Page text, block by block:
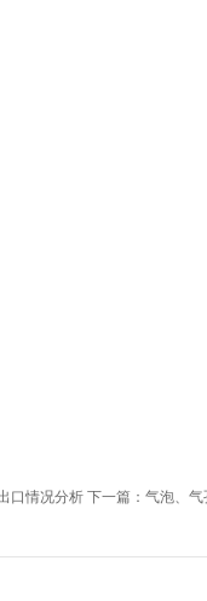
口情况分析下一篇：气泡、